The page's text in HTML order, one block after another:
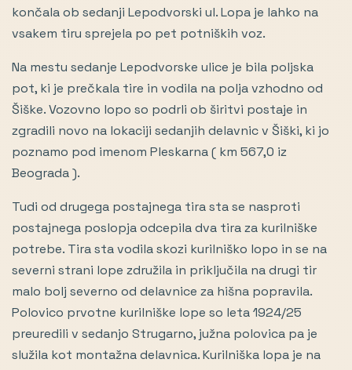
končala ob sedanji Lepodvorski ul. Lopa je lahko na
vsakem tiru sprejela po pet potniških voz.
Na mestu sedanje Lepodvorske ulice je bila poljska
pot, ki je prečkala tire in vodila na polja vzhodno od
Šiške. Vozovno lopo so podrli ob širitvi postaje in
zgradili novo na lokaciji sedanjih delavnic v Šiški, ki jo
poznamo pod imenom Pleskarna ( km 567,0 iz
Beograda ).
Tudi od drugega postajnega tira sta se nasproti
postajnega poslopja odcepila dva tira za kurilniške
potrebe. Tira sta vodila skozi kurilniško lopo in se na
severni strani lope združila in priključila na drugi tir
malo bolj severno od delavnice za hišna popravila.
Polovico prvotne kurilniške lope so leta 1924/25
preuredili v sedanjo Strugarno, južna polovica pa je
služila kot montažna delavnica. Kurilniška lopa je na